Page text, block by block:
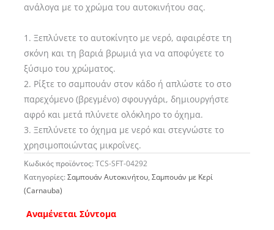
ανάλογα με το χρώμα του αυτοκινήτου σας.
1. Ξεπλύνετε το αυτοκίνητο με νερό, αφαιρέστε τη
σκόνη και τη βαριά βρωμιά για να αποφύγετε το
ξύσιμο του χρώματος.
2. Ρίξτε το σαμπουάν στον κάδο ή απλώστε το στο
παρεχόμενο (βρεγμένο) σφουγγάρι, δημιουργήστε
αφρό και μετά πλύνετε ολόκληρο το όχημα.
3. Ξεπλύνετε το όχημα με νερό και στεγνώστε το
χρησιμοποιώντας μικροΐνες.
Κωδικός προϊόντος:TCS-SFT-04292
Κατηγορίες:Σαμπουάν Αυτοκινήτου,Σαμπουάν με Κερί
(Carnauba)
Αναμένεται Σύντομα